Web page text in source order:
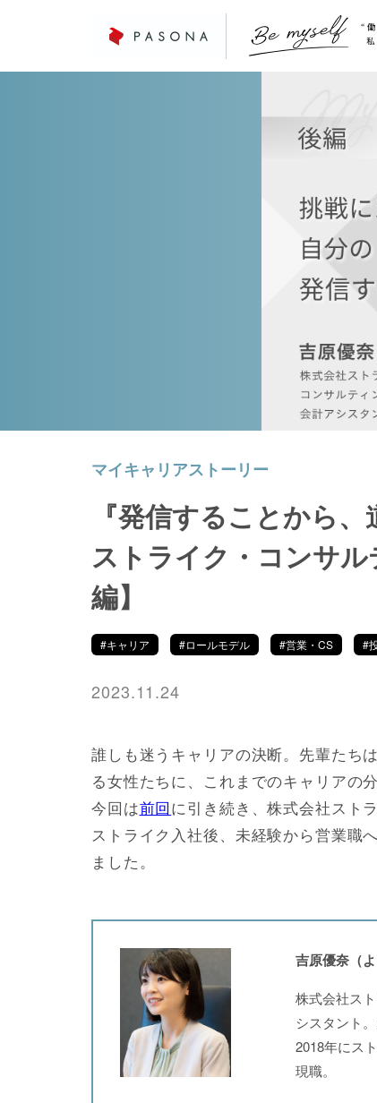
マイキャリアストーリー
『発信することから、
ストライク・コンサ
編】
#キャリア #ロールモデル #営業・CS #
2023.11.24
誰しも迷うキャリアの決断。先輩たち
る女性たちに、これまでのキャリアの
今回は前回に引き続き、株式会社スト
ストライク入社後、未経験から営業職
ました。
吉原優奈（
株式会社ス
シスタント
2018年にス
現職。